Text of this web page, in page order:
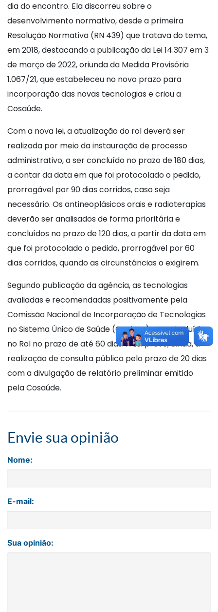
dia do encontro. Ela discorreu sobre o
desenvolvimento normativo, desde a primeira
Resolução Normativa (RN 439) que tratava do tema,
em 2018, destacando a publicação da Lei 14.307 em 3
de março de 2022, oriunda da Medida Provisória
1.067/21, que estabeleceu no novo prazo para
incorporação das novas tecnologias e criou a
Cosaúde.
Com a nova lei, a atualização do rol deverá ser
realizada por meio da instauração de processo
administrativo, a ser concluído no prazo de 180 dias,
a contar da data em que foi protocolado o pedido,
prorrogável por 90 dias corridos, caso seja
necessário. Os antineoplásicos orais e radioterapias
deverão ser analisados de forma prioritária e
concluídos no prazo de 120 dias, a partir da data em
que foi protocolado o pedido, prorrogável por 60
dias corridos, quando as circunstâncias o exigirem.
Segundo publicação da agência, as tecnologias
avaliadas e recomendadas positivamente pela
Comissão Nacional de Incorporação de Tecnologias
no Sistema Único de Saúde (Conitec) serão incluídas
no Rol no prazo de até 60 dias. A Lei prevê, ainda, a
realização de consulta pública pelo prazo de 20 dias
com a divulgação de relatório preliminar emitido
pela Cosaúde.
Envie sua opinião
Nome:
E-mail:
Sua opinião: